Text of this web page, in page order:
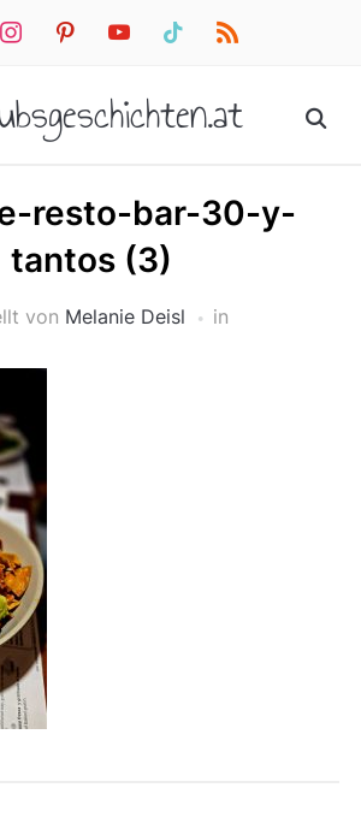
pinterestyoutube tiktok rss
resto-bar-30-y-
tantos (3)
von Melanie Deisl in